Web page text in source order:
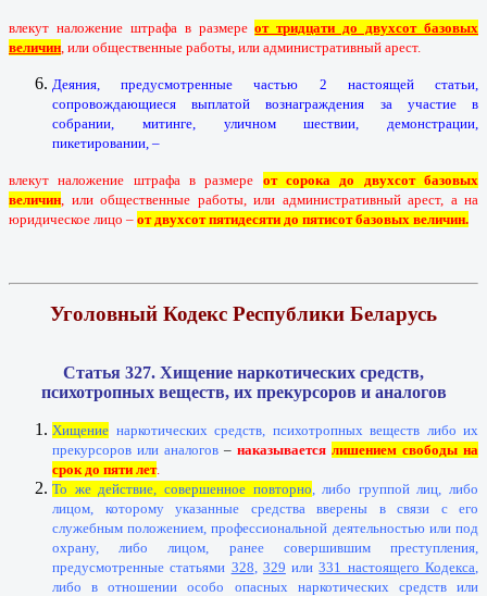
влекут наложение штрафа в размереот тридцати до двухсот базовых
величин , или общественные работы, или административный арест.
Деяния, предусмотренные частью 2 настоящей статьи,
сопровождающиеся выплатой вознаграждения за участие в
собрании, митинге, уличном шествии, демонстрации,
пикетировании, –
влекут наложение штрафа в размере от сорока до двухсот базовых
величин , или общественные работы, или административный арест, а на
юридическое лицо – от двухсот пятидесяти до пятисот базовых величин.
Уголовный Кодекс Республики Беларусь
Статья 327. Хищение наркотических средств,
психотропных веществ, их прекурсоров и аналогов
Хищение наркотических средств, психотропных веществ либо их
прекурсоров или аналогов – наказывается лишением свободы на
срок до пяти лет.
То же действие, совершенное повторно , либо группой лиц, либо
лицом, которому указанные средства вверены в связи с его
служебным положением, профессиональной деятельностью или под
охрану, либо лицом, ранее совершившим преступления,
предусмотренные статьями 328 329 или331 настоящего Кодекса
либо в отношении особо опасных наркотических средств или